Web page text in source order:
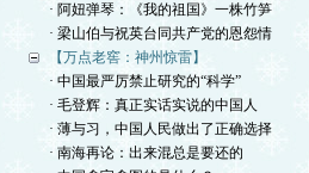
· 阿妞弹琴：《我的祖国》一株竹笋
· 梁山伯与祝英台同共产党的恩怨情
【万点老窖：神州惊雷】
· 中国最严厉禁止研究的“科学”
· 毛登辉：真正实话实说的中国人
· 薄与习，中国人民做出了正确选择
· 南海再论：出来混总是要还的